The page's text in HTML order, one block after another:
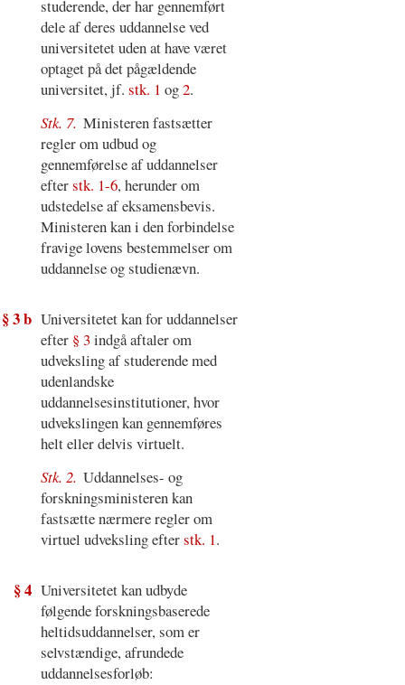
studerende, der har gennemført
dele af deres uddannelse ved
universitetet uden at have været
optaget på det pågældende
universitet, jf. stk. 1 og2.
Stk. 7. Ministeren fastsætter
regler om udbud og
gennemførelse af uddannelser
efterstk. 1-6, herunder om
udstedelse af eksamensbevis.
Ministeren kan i den forbindelse
fravige lovens bestemmelser om
uddannelse og studienævn.
§ 3 b Universitetet kan for uddannelser
efter § 3indgå aftaler om
udveksling af studerende med
udenlandske
uddannelsesinstitutioner, hvor
udvekslingen kan gennemføres
helt eller delvis virtuelt.
Stk. 2. Uddannelses- og
forskningsministeren kan
fastsætte nærmere regler om
virtuel udveksling efterstk. 1.
§ 4 Universitetet kan udbyde
følgende forskningsbaserede
heltidsuddannelser, som er
selvstændige, afrundede
uddannelsesforløb: